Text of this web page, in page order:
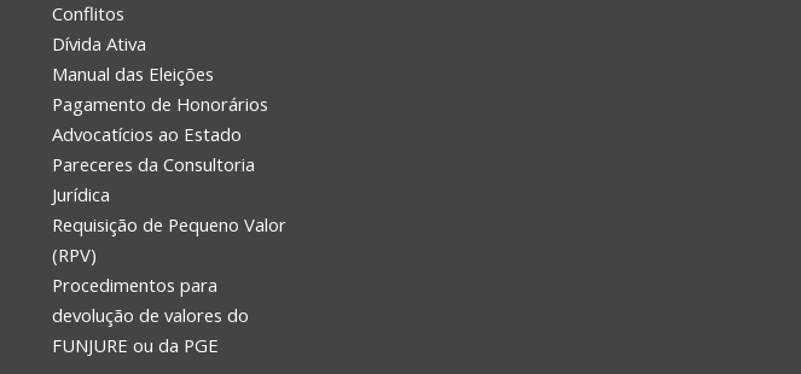
Conflitos
Dívida Ativa
Manual das Eleições
Pagamento de Honorários
Advocatícios ao Estado
Pareceres da Consultoria
Jurídica
Requisição de Pequeno Valor
(RPV)
Procedimentos para
devolução de valores do
FUNJURE ou da PGE